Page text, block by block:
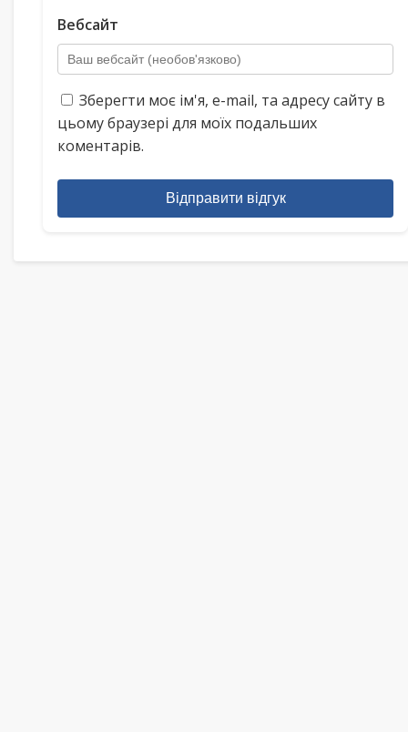
Вебсайт
Зберегти моє ім'я, e-mail, та адресу сайту в
цьому браузері для моїх подальших
коментарів.
Відправити відгук